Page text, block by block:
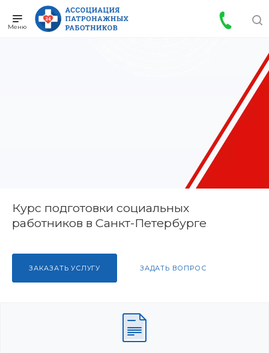
Курс подготовки социальных
работников в Санкт-Петербурге
ЗАКАЗАТЬ УСЛУГУ ЗАДАТЬ ВОПРОС